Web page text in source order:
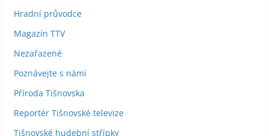
Hradní průvodce
Magazín TTV
Nezařazené
Poznávejte s námi
Příroda Tišnovska
Reportér Tišnovské televize
Tišnovské hudební střípky